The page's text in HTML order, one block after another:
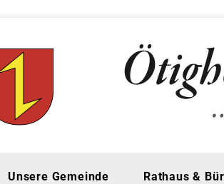
Unsere Gemeinde Rathaus &